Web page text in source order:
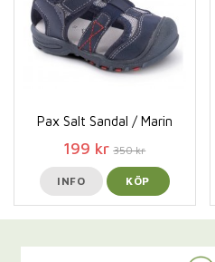
Pax Salt Sandal / Marin
199 kr 350 kr
INFO KÖP